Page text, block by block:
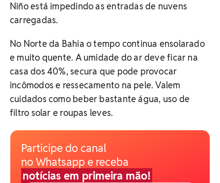
Niño está impedindo as entradas de nuvens
carregadas.
No Norte da Bahia o tempo continua ensolarado
e muito quente. A umidade do ar deve ficar na
casa dos 40%, secura que pode provocar
incômodos e ressecamento na pele. Valem
cuidados como beber bastante água, uso de
filtro solar e roupas leves.
Participe do canal
no Whatsapp e receba
notícias em primeira mão!